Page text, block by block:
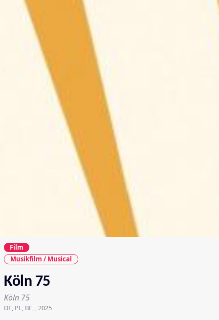
Film
Musikfilm / Musical
Köln 75
Köln 75
DE, PL, BE, , 2025